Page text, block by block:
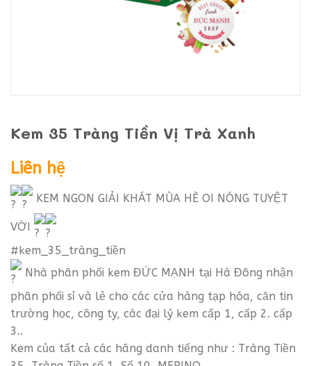
Kem 35 Tràng Tiền Vị Trà Xanh
Liên hệ
KEM NGON GIẢI KHÁT MÙA HÈ OI NÓNG TUYỆT
VỜI
#kem_35_tràng_tiền
Nhà phân phối kem ĐỨC MẠNH tại Hà Đông nhận
phân phối sỉ và lẻ cho các cửa hàng tạp hóa, căn tin
trường học, công ty, các đại lý kem cấp 1, cấp 2. cấp
3..
Kem của tất cả các hãng danh tiếng như : Tràng Tiền